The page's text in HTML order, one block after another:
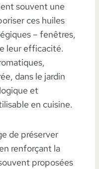
souvent une
ces huiles
– fenêtres,
leur efficacité.
dans le jardin
et
en cuisine.
de préserver
renforçant la
proposées